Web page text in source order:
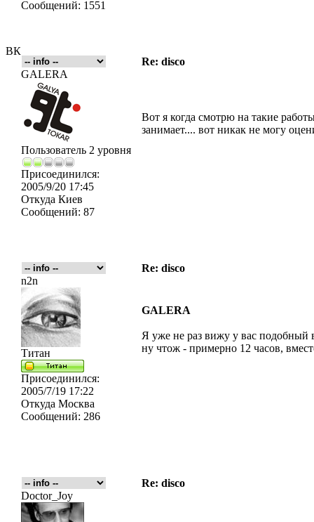
ВК
Сообщений: 1551
Re: disco
GALERA
Пользователь 2 уровня
Присоединился:
2005/9/20 17:45
Откуда Киев
Сообщений: 87
Вот я когда смотрю на такие
занимает.... вот никак не могу
Re: disco
n2n
Титан
Присоединился:
2005/7/19 17:22
Откуда Москва
Сообщений: 286
GALERA
Я уже не раз вижу у вас подобный
ну чтож - примерно 12 часов,
Re: disco
Doctor_Joy